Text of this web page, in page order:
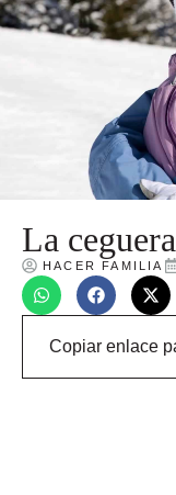
La
HACER FAMILIA
Copiar enlace